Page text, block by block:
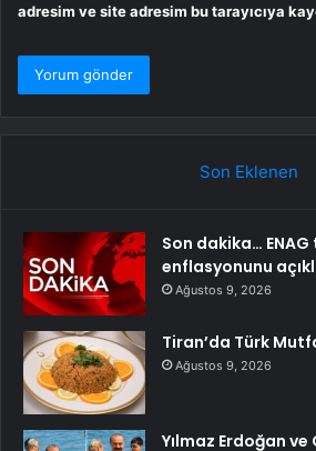
adresim ve site adresim bu tarayıcıya
Son Eklenen
Son dakika…
enflasyonunu
Ağustos 9, 2026
Tiran’da Türk
Ağustos 9, 2026
Yılmaz Erdoğan ve